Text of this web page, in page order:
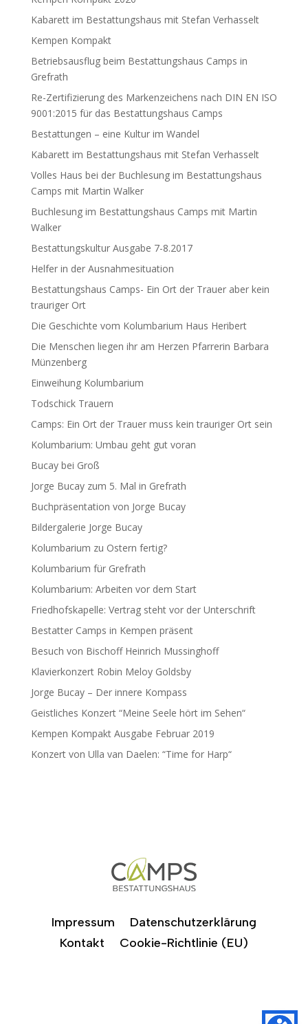
Kabarett im Bestattungshaus mit Stefan Verhasselt
Kempen Kompakt
Betriebsausflug beim Bestattungshaus Camps in
Grefrath
Re-Zertifizierung des Markenzeichens nach DIN EN ISO
9001:2015 für das Bestattungshaus Camps
Bestattungen – eine Kultur im Wandel
Kabarett im Bestattungshaus mit Stefan Verhasselt
Volles Haus bei der Buchlesung im Bestattungshaus
Camps mit Martin Walker
Buchlesung im Bestattungshaus Camps mit Martin
Walker
Bestattungskultur Ausgabe 7-8.2017
Helfer in der Ausnahmesituation
Bestattungshaus Camps- Ein Ort der Trauer aber kein
trauriger Ort
Die Geschichte vom Kolumbarium Haus Heribert
Die Menschen liegen ihr am Herzen Pfarrerin Barbara
Münzenberg
Einweihung Kolumbarium
Todschick Trauern
Camps: Ein Ort der Trauer muss kein trauriger Ort sein
Kolumbarium: Umbau geht gut voran
Bucay bei Groß
Jorge Bucay zum 5. Mal in Grefrath
Buchpräsentation von Jorge Bucay
Bildergalerie Jorge Bucay
Kolumbarium zu Ostern fertig?
Kolumbarium für Grefrath
Kolumbarium: Arbeiten vor dem Start
Friedhofskapelle: Vertrag steht vor der Unterschrift
Bestatter Camps in Kempen präsent
Besuch von Bischoff Heinrich Mussinghoff
Klavierkonzert Robin Meloy Goldsby
Jorge Bucay – Der innere Kompass
Geistliches Konzert “Meine Seele hört im Sehen“
Kempen Kompakt Ausgabe Februar 2019
Konzert von Ulla van Daelen: “Time for Harp“
Impressum
Datenschutzerklärung
Kontakt
Cookie-Richtlinie (EU)